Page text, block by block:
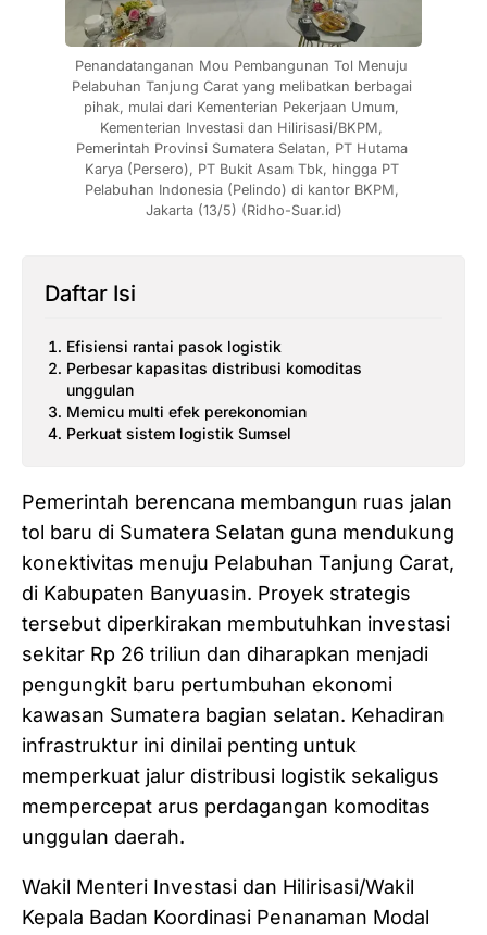
Penandatanganan Mou Pembangunan Tol Menuju
Pelabuhan Tanjung Carat yang melibatkan berbagai
pihak, mulai dari Kementerian Pekerjaan Umum,
Kementerian Investasi dan Hilirisasi/BKPM,
Pemerintah Provinsi Sumatera Selatan, PT Hutama
Karya (Persero), PT Bukit Asam Tbk, hingga PT
Pelabuhan Indonesia (Pelindo) di kantor BKPM,
Jakarta (13/5) (Ridho-Suar.id)
Daftar Isi
Efisiensi rantai pasok logistik
Perbesar kapasitas distribusi komoditas
unggulan
Memicu multi efek perekonomian
Perkuat sistem logistik Sumsel
Pemerintah berencana membangun ruas jalan
tol baru di Sumatera Selatan guna mendukung
konektivitas menuju Pelabuhan Tanjung Carat,
di Kabupaten Banyuasin. Proyek strategis
tersebut diperkirakan membutuhkan investasi
sekitar Rp 26 triliun dan diharapkan menjadi
pengungkit baru pertumbuhan ekonomi
kawasan Sumatera bagian selatan. Kehadiran
infrastruktur ini dinilai penting untuk
memperkuat jalur distribusi logistik sekaligus
mempercepat arus perdagangan komoditas
unggulan daerah.
Wakil Menteri Investasi dan Hilirisasi/Wakil
Kepala Badan Koordinasi Penanaman Modal